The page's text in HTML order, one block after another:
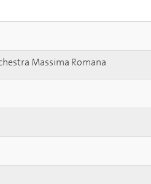
Massima Romana